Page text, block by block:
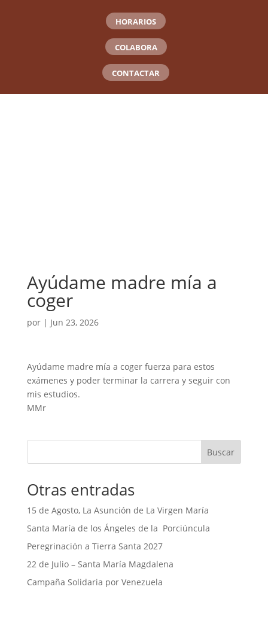
HORARIOS
COLABORA
CONTACTAR
Ayúdame madre mía a
coger
por | Jun 23, 2026
Ayúdame madre mía a coger fuerza para estos
exámenes y poder terminar la carrera y seguir con
mis estudios.
MMr
Buscar
Otras entradas
15 de Agosto, La Asunción de La Virgen María
Santa María de los Ángeles de la Porciúncula
Peregrinación a Tierra Santa 2027
22 de Julio – Santa María Magdalena
Campaña Solidaria por Venezuela